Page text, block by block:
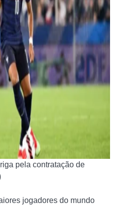
pela contratação de
jogadores do mundo